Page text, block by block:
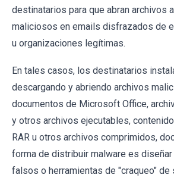
destinatarios para que abran archivos
maliciosos en emails disfrazados de
u organizaciones legítimas.
En tales casos, los destinatarios
descargando y abriendo archivos
documentos de Microsoft Office,
y otros archivos ejecutables,
RAR u otros archivos comprimidos,
forma de distribuir malware es
falsos o herramientas de "craqueo" de